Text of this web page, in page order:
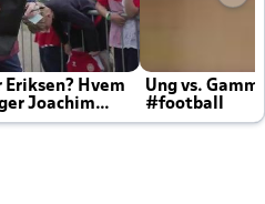
Hvem
Joachim
Ung vs.
#football